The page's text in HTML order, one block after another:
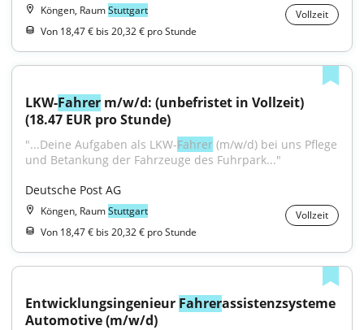
Köngen, RaumStuttgart
Vollzeit
Von 18,47 € bis 20,32 € pro Stunde
LKW-Fahrer m/w/d: (unbefristet in Vollzeit)
(18.47 EUR pro Stunde)
"...Deine Aufgaben als LKW-Fahrer (m/w/d) bei uns Pflege
und Betankung der Fahrzeuge des Fuhrpark..."
Deutsche Post AG
Köngen, RaumStuttgart
Vollzeit
Von 18,47 € bis 20,32 € pro Stunde
Entwicklungsingenieur Fahrerassistenzsysteme
Automotive (m/w/d)